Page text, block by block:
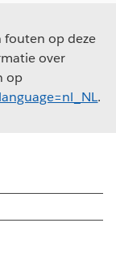
fouten op deze
over
op
.